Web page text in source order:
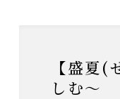
【盛夏(せいか)コース】飲み物別 ～鮑、金目鯛、黒毛和牛などの旬の味覚、贅を愉
しむ～